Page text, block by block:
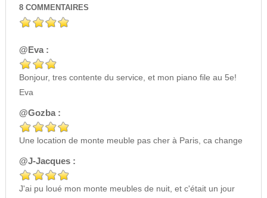
8 COMMENTAIRES
@Eva :
Bonjour, tres contente du service, et mon piano file au 5e!
Eva
@Gozba :
Une location de monte meuble pas cher à Paris, ca change
@J-Jacques :
J'ai pu loué mon monte meubles de nuit, et c'était un jour